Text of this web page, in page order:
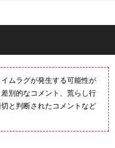
ムラグが発生する可能性が
別的なコメント、荒らし行
と判断されたコメントなど